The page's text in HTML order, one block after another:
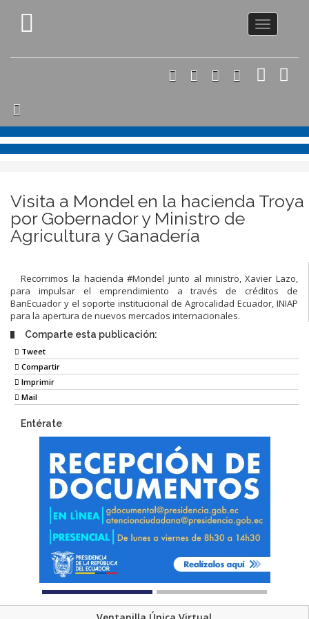
Toggle
navigation
Visita a Mondel en la hacienda Troya
por Gobernador y Ministro de
Agricultura y Ganadería
Recorrimos la hacienda #Mondel junto al ministro, Xavier Lazo,
para impulsar el emprendimiento a través de créditos de
BanEcuador y el soporte institucional de Agrocalidad Ecuador, INIAP
para la apertura de nuevos mercados internacionales.
Comparte esta publicación:
Tweet
Compartir
Imprimir
Mail
Entérate